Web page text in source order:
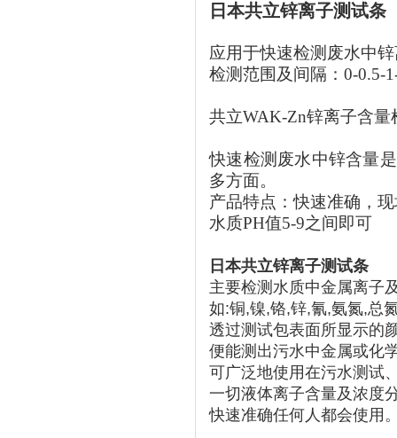
日本共立锌离子测试条
应用于快速检测废水中
检测范围及间隔：0-0.5-
共立WAK-Zn锌离子含量
快速检测废水中锌含量
多方面。
产品特点：快速准确，
水质PH值5-9之间即可
日本共立锌离子测试条
主要检测水质中金属离子
如:铜,镍,铬,锌,氰,氨氮,总
透过测试包表面所显示的
便能测出污水中金属或化
可广泛地使用在污水测试
一切液体离子含量及浓度
快速准确任何人都会使用